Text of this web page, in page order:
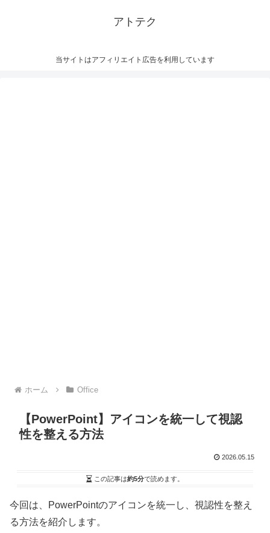
アトテク
当サイトはアフィリエイト広告を利用しています
ホーム Office
【PowerPoint】アイコンを統一して視認
性を整える方法
2026.05.15
この記事は約5分で読めます。
今回は、PowerPointのアイコンを統一し、視認性を整え
る方法を紹介します。